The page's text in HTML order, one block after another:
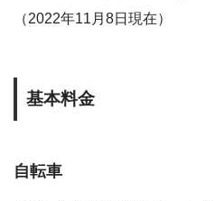
（2022年11月8日現在）
基本料金
自転車